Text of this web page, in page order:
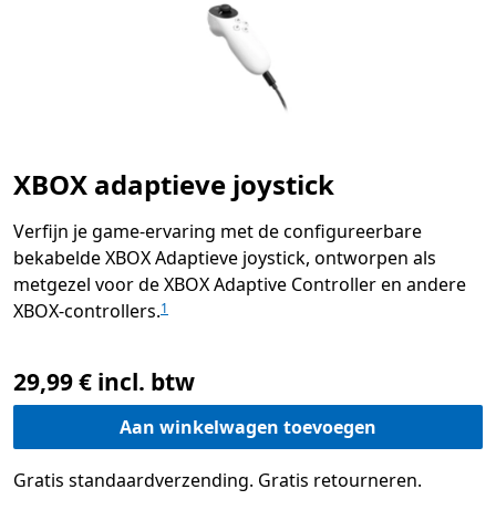
XBOX adaptieve joystick
Verfijn je game-ervaring met de configureerbare
bekabelde XBOX Adaptieve joystick, ontworpen als
metgezel voor de XBOX Adaptive Controller en andere
XBOX-controllers.1
29,99 € incl. btw
Aan winkelwagen toevoegen
Gratis standaardverzending. Gratis retourneren.